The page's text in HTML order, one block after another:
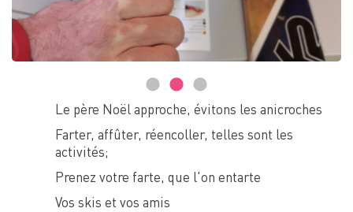
Le père Noël approche, évitons les anicroches
Farter, affûter, réencoller, telles sont les
activités;
Prenez votre farte, que l'on entarte
Vos skis et vos amis